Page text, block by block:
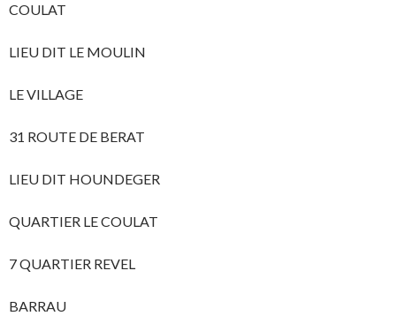
COULAT
LIEU DIT LE MOULIN
LE VILLAGE
31 ROUTE DE BERAT
LIEU DIT HOUNDEGER
QUARTIER LE COULAT
7 QUARTIER REVEL
BARRAU